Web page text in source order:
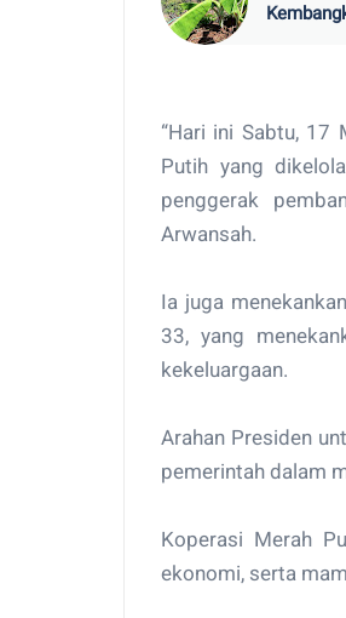
“Hari ini Sabtu, 17
Putih yang
penggerak
Arwansah.
Ia juga
33, yang
kekeluargaan.
Arahan Presiden
pemerintah dalam
Koperasi Merah
ekonomi, serta